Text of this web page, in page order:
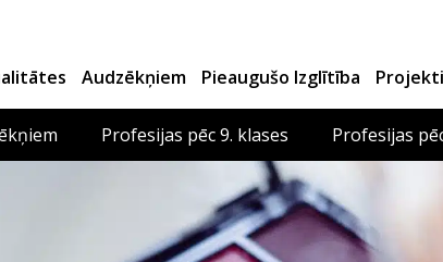
Audzēkņiem Pieaugušo Izglītība Projekti
Profesijas pēc 9. klases Profesijas